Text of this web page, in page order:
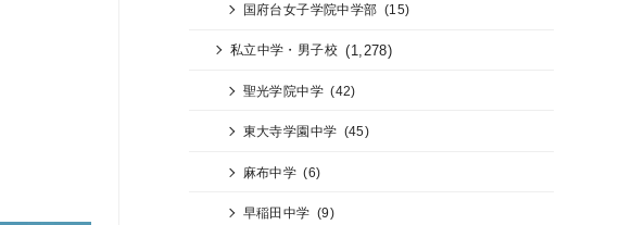
国府台女子学院中学部 (15)
私立中学・男子校 (1,278)
聖光学院中学 (42)
東大寺学園中学 (45)
麻布中学 (6)
早稲田中学 (9)